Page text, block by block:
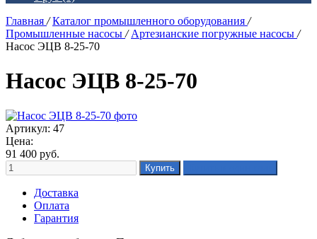
Главная / Каталог промышленного оборудования /
Промышленные насосы / Артезианские погружные насосы /
Насос ЭЦВ 8-25-70
Насос ЭЦВ 8-25-70
Артикул: 47
Цена:
91 400 руб.
Доставка
Оплата
Гарантия